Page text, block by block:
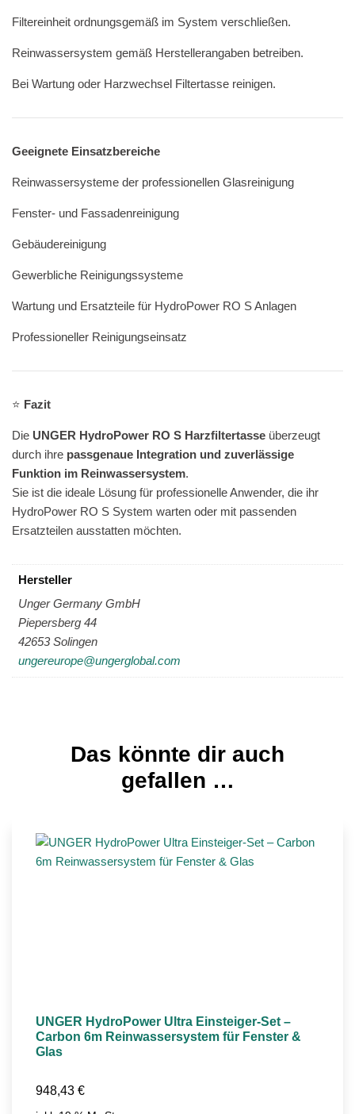
Filtereinheit ordnungsgemäß im System verschließen.
Reinwassersystem gemäß Herstellerangaben betreiben.
Bei Wartung oder Harzwechsel Filtertasse reinigen.
Geeignete Einsatzbereiche
Reinwassersysteme der professionellen Glasreinigung
Fenster- und Fassadenreinigung
Gebäudereinigung
Gewerbliche Reinigungssysteme
Wartung und Ersatzteile für HydroPower RO S Anlagen
Professioneller Reinigungseinsatz
⭐ Fazit
Die UNGER HydroPower RO S Harzfiltertasse überzeugt
durch ihre passgenaue Integration und zuverlässige
Funktion im Reinwassersystem.
Sie ist die ideale Lösung für professionelle Anwender, die ihr
HydroPower RO S System warten oder mit passenden
Ersatzteilen ausstatten möchten.
Hersteller
Unger Germany GmbH
Piepersberg 44
42653 Solingen
ungereurope@ungerglobal.com
Das könnte dir auch
gefallen …
UNGER HydroPower Ultra Einsteiger-Set –
Carbon 6m Reinwassersystem für Fenster &
Glas
948,43 €